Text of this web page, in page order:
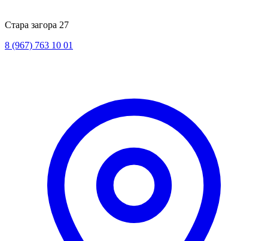
Стара загора 27
8 (967) 763 10 01